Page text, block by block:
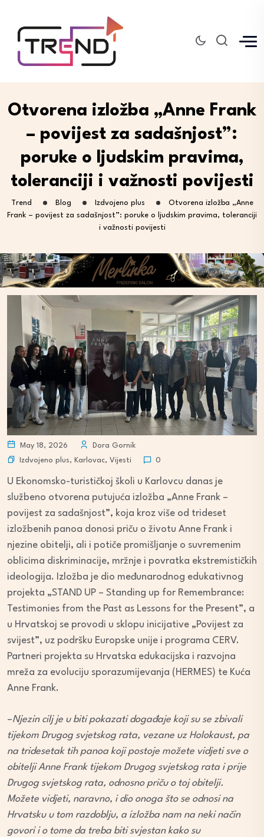
Otvorena izložba „Anne Frank
– povijest za sadašnjost”:
poruke o ljudskim pravima,
toleranciji i važnosti povijesti
Trend Blog Izdvojeno plus
Otvorena izložba „Anne
Frank – povijest za sadašnjost”: poruke o ljudskim pravima, toleranciji
i važnosti povijesti
May 18, 2026
Dora Gornik
Izdvojeno plus, Karlovac, Vijesti 0
U Ekonomsko-turističkoj školi u Karlovcu danas je
službeno otvorena putujuća izložba „Anne Frank –
povijest za sadašnjost”, koja kroz više od trideset
izložbenih panoa donosi priču o životu Anne Frank i
njezine obitelji, ali i potiče promišljanje o suvremenim
oblicima diskriminacije, mržnje i povratka ekstremističkih
ideologija. Izložba je dio međunarodnog edukativnog
projekta „STAND UP – Standing up for Remembrance:
Testimonies from the Past as Lessons for the Present”, a
u Hrvatskoj se provodi u sklopu inicijative „Povijest za
svijest”, uz podršku Europske unije i programa CERV.
Partneri projekta su Hrvatska edukacijska i razvojna
mreža za evoluciju sporazumijevanja (HERMES) te Kuća
Anne Frank.
–Njezin cilj je u biti pokazati događaje koji su se zbivali
tijekom Drugog svjetskog rata, vezane uz Holokaust, pa
na tridesetak tih panoa koji postoje možete vidjeti sve o
obitelji Anne Frank tijekom Drugog svjetskog rata i prije
Drugog svjetskog rata, odnosno priču o toj obitelji.
Možete vidjeti, naravno, i dio onoga što se odnosi na
Hrvatsku u tom razdoblju, a izložba nam na neki način
govori i o tome da treba biti svjestan kako su